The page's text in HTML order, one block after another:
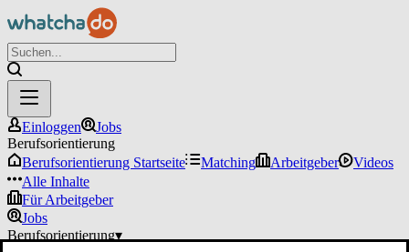
Einloggen
Jobs
Berufsorientierung
Berufsorientierung Startseite
Matching Arbeitgeber
Videos
Alle Inhalte
Für Arbeitgeber
Jobs
Berufsorientierung▾